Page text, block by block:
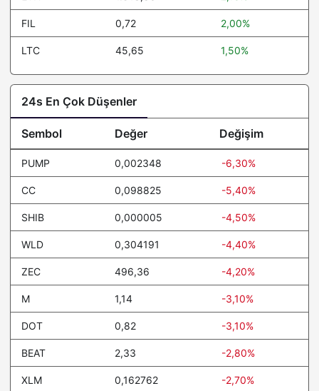
Market Fund
Pump.fun 0,002348 -6.3%
US Government Securities
Fund
Janus Henderson
Anemoy Treasury Fund
1,11 0%
0,104964
0,032726
0,089213
POL (ex-MATIC) 0,074867
NEXO
FIL 0,72 2,00%
LTC 45,65 1,50%
24s En Çok Düşenler
Sembol Değer Değişim
PUMP 0,002348 -6,30%
CC 0,098825 -5,40%
SHIB 0,000005 -4,50%
WLD 0,304191 -4,40%
ZEC 496,36 -4,20%
M 1,14 -3,10%
DOT 0,82 -3,10%
BEAT 2,33 -2,80%
XLM 0,162762 -2,70%